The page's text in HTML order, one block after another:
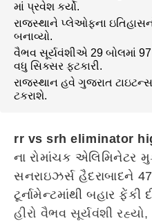
માં પ્રવેશ કર્યો.
રાજસ્થાને પ્લેઓફના
બનાવ્યો.
વૈભવ સૂર્યવંશીએ 29 બોલમાં
વધુ સિક્સર ફટકારી.
રાજસ્થાન હવે ગુજરાત
ટકરાશે.
rr vs srh eliminator
ના રોમાંચક એલિમિનેટર
સનરાઇઝર્સ હૈદરાબાદને
ટૂર્નામેન્ટમાંથી બહાર
હીરો વૈભવ સૂર્યવંશી